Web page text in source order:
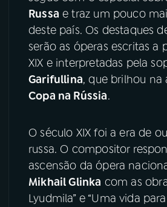
08 PRÊMIO RÁDIO MEC
ACOMPANHE A RÁDIO MEC
YouTube
Instagram
TikTok
Russa e traz um pouco
deste país. Os destaques
serão as óperas escritas a
XIX e interpretadas pela
Garifullina, que brilhou na
Copa na Rússia.
O século XIX foi a era de
russa. O compositor
ascensão da ópera
Mikhail Glinka com as
Lyudmila” e “Uma vida